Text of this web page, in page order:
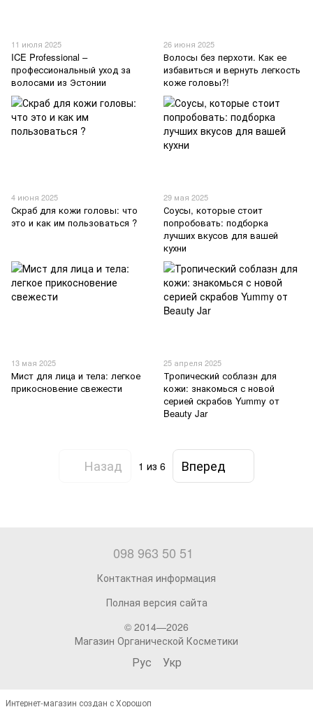
11 июля 2025
ICE Professional –
профессиональный уход за
волосами из Эстонии
26 июня 2025
Волосы без перхоти. Как ее
избавиться и вернуть легкость
коже головы?!
4 июня 2025
Скраб для кожи головы: что
это и как им пользоваться ?
29 мая 2025
Соусы, которые стоит
попробовать: подборка
лучших вкусов для вашей
кухни
13 мая 2025
Мист для лица и тела: легкое
прикосновение свежести
25 апреля 2025
Тропический соблазн для
кожи: знакомься с новой
серией скрабов Yummy от
Beauty Jar
Назад 1 из 6 Вперед
098 963 50 51
Контактная информация
Полная версия сайта
© 2014—2026
Магазин Органической Косметики
Рус Укр
Интернет-магазин создан с Хорошоп